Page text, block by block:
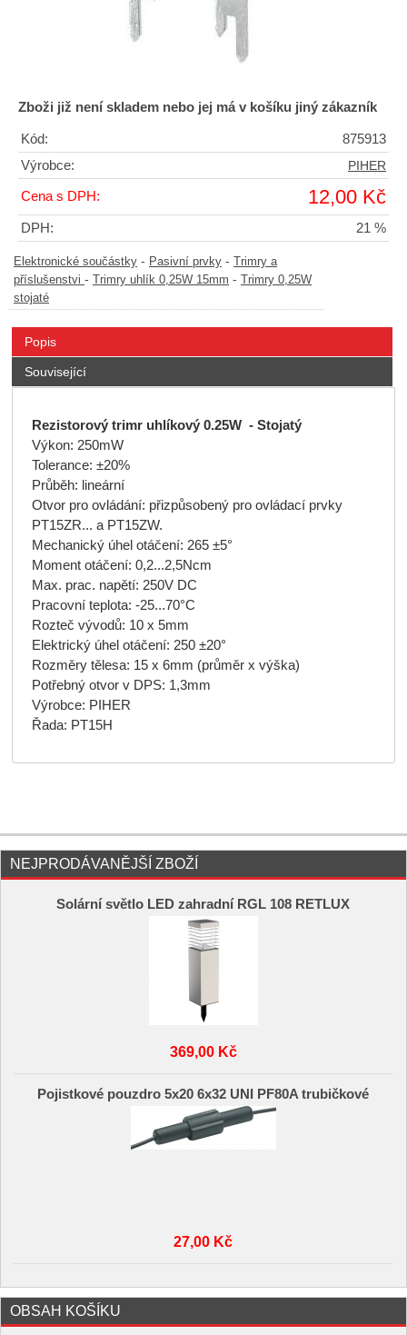
Zboži již není skladem nebo jej má v košíku jiný zákazník
Kód:
875913
Výrobce:
PIHER
Cena s DPH: 12,00 Kč
DPH: 21 %
Elektronické součástky - Pasivní prvky -
Trimry a
příslušenstvi - Trimry uhlík 0,25W 15mm -
Trimry 0,25W
stojaté
Popis
Související
Rezistorový trimr uhlíkový 0.25W - Stojatý
Výkon: 250mW
Tolerance: ±20%
Průběh: lineární
Otvor pro ovládání: přizpůsobený pro ovládací prvky
PT15ZR... a PT15ZW.
Mechanický úhel otáčení: 265 ±5°
Moment otáčení: 0,2...2,5Ncm
Max. prac. napětí: 250V DC
Pracovní teplota: -25...70°C
Rozteč vývodů: 10 x 5mm
Elektrický úhel otáčení: 250 ±20°
Rozměry tělesa: 15 x 6mm (průměr x výška)
Potřebný otvor v DPS: 1,3mm
Výrobce: PIHER
Řada: PT15H
NEJPRODÁVANĚJŠÍ ZBOŽÍ
Solární světlo LED zahradní RGL 108 RETLUX
369,00 Kč
Pojistkové pouzdro 5x20 6x32 UNI PF80A trubičkové
27,00 Kč
OBSAH KOŠÍKU